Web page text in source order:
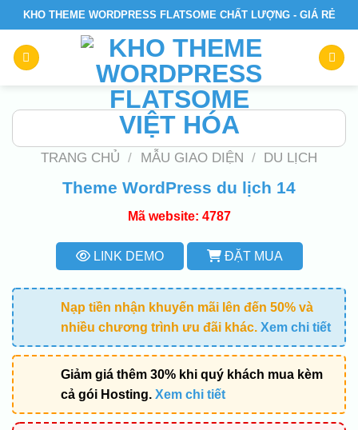
Skip
to
content
KHO THEME WORDPRESS FLATSOME CHẤT LƯỢNG - GIÁ RẺ
TRANG CHỦ / MẪU GIAO DIỆN / DU LỊCH
Theme WordPress du lịch 14
Mã website: 4787
LINK DEMO ĐẶT MUA
Nạp tiền nhận khuyến mãi lên đến 50% và
nhiều chương trình ưu đãi khác. Xem chi tiết
Giảm giá thêm 30% khi quý khách mua kèm
cả gói Hosting. Xem chi tiết